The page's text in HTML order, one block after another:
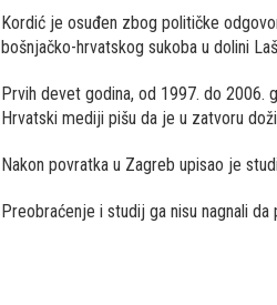
Kordić je osuđen zbog političke
bošnjačko-hrvatskog sukoba u dolini
Prvih devet godina, od 1997. do 2006.
Hrvatski mediji pišu da je u zatvoru
Nakon povratka u Zagreb upisao je
Preobraćenje i studij ga nisu nagnali